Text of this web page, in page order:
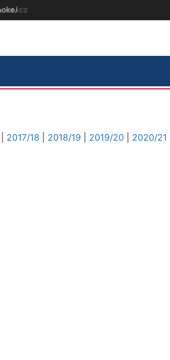
2017/18 2018/19 2019/20
2020/21